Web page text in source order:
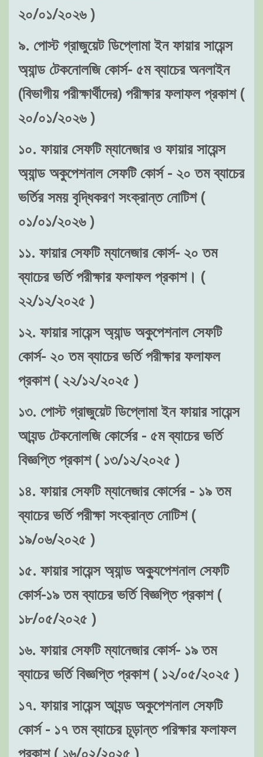
২০/০১/২০২৬ )
৯. পোস্ট গ্রাজুয়েট ডিপ্লোমা ইন ফায়ার সায়েন্স
অ্যান্ড টেকনোলজি কোর্স- ৫ম ব্যাচের অনলাইন
(বিভাগীয় পরীক্ষার্থীদের) পরীক্ষার ফলাফল প্রকাশ (
২০/০১/২০২৬ )
১০. ফায়ার সেফটি ম্যানেজার ও ফায়ার সায়েন্স
অ্যান্ড অকুপেশনাল সেফটি কোর্স - ২০ তম ব্যাচের
ভর্তির সময় বৃদ্ধিকরণ সংক্রান্ত নোটিশ (
০১/০১/২০২৬ )
১১. ফায়ার সেফটি ম্যানেজার কোর্স- ২০ তম
ব্যাচের ভর্তি পরীক্ষার ফলাফল প্রকাশ। (
২২/১২/২০২৫ )
১২. ফায়ার সায়েন্স অ্যান্ড অকুপেশনাল সেফটি
কোর্স- ২০ তম ব্যাচের ভর্তি পরীক্ষার ফলাফল
প্রকাশ ( ২২/১২/২০২৫ )
১৩. পোস্ট গ্রাজুয়েট ডিপ্লোমা ইন ফায়ার সায়েন্স
আ্যন্ড টেকনোলজি কোর্সের - ৫ম ব্যাচের ভর্তি
বিজ্ঞপ্তি প্রকাশ ( ১৩/১২/২০২৫ )
১৪. ফায়ার সেফটি ম্যানেজার কোর্সের - ১৯ তম
ব্যাচের ভর্তি পরীক্ষা সংক্রান্ত নোটিশ (
১৯/০৬/২০২৫ )
১৫. ফায়ার সায়েন্স অ্যান্ড অক্যুপেশনাল সেফটি
কোর্স-১৯ তম ব্যাচের ভর্তি বিজ্ঞপ্তি প্রকাশ (
১৮/০৫/২০২৫ )
১৬. ফায়ার সেফটি ম্যানেজার কোর্স- ১৯ তম
ব্যাচের ভর্তি বিজ্ঞপ্তি প্রকাশ ( ১২/০৫/২০২৫ )
১৭. ফায়ার সায়েন্স আ্যন্ড অকুপেশনাল সেফটি
কোর্স - ১৭ তম ব্যাচের চূড়ান্ত পরিক্ষার ফলাফল
প্রকাশ ( ১৬/০২/২০২৫ )